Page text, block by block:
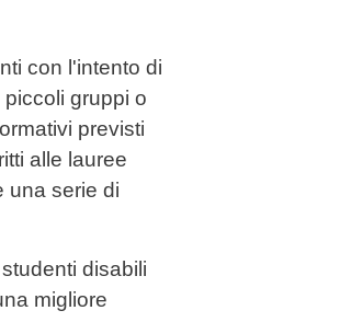
con l'intento di
gruppi o
previsti
alle lauree
una serie di
disabili
migliore